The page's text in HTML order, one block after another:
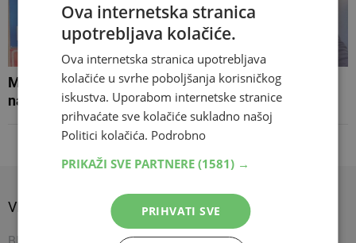
Mostar Parking prvi put tuži građanku, na meti je
najžešća kritičarka uknjižbe na dvorišta zgrada
VIJESTI SPORT SHOW
Ova internetska stranica
upotrebljava kolačiće.
Ova internetska stranica upotrebljava
kolačiće u svrhe poboljšanja korisničkog
iskustva. Uporabom internetske stranice
prihvaćate sve kolačiće sukladno našoj
Politici kolačića. Podrobno
PRIKAŽI SVE PARTNERE (1581) →
PRIHVATI SVE